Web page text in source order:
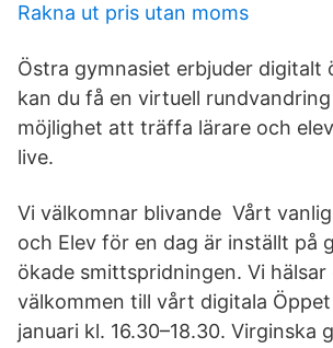
Rakna ut pris utan moms
Östra gymnasiet erbjuder digitalt
kan du få en virtuell
möjlighet att träffa lärare och
live.
Vi välkomnar blivande Vårt
och Elev för en dag är inställt på
ökade smittspridningen. Vi hälsar
välkommen till vårt digitala
januari kl. 16.30–18.30. Virginska